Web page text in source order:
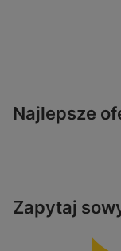
Najlepsze
Zapytaj